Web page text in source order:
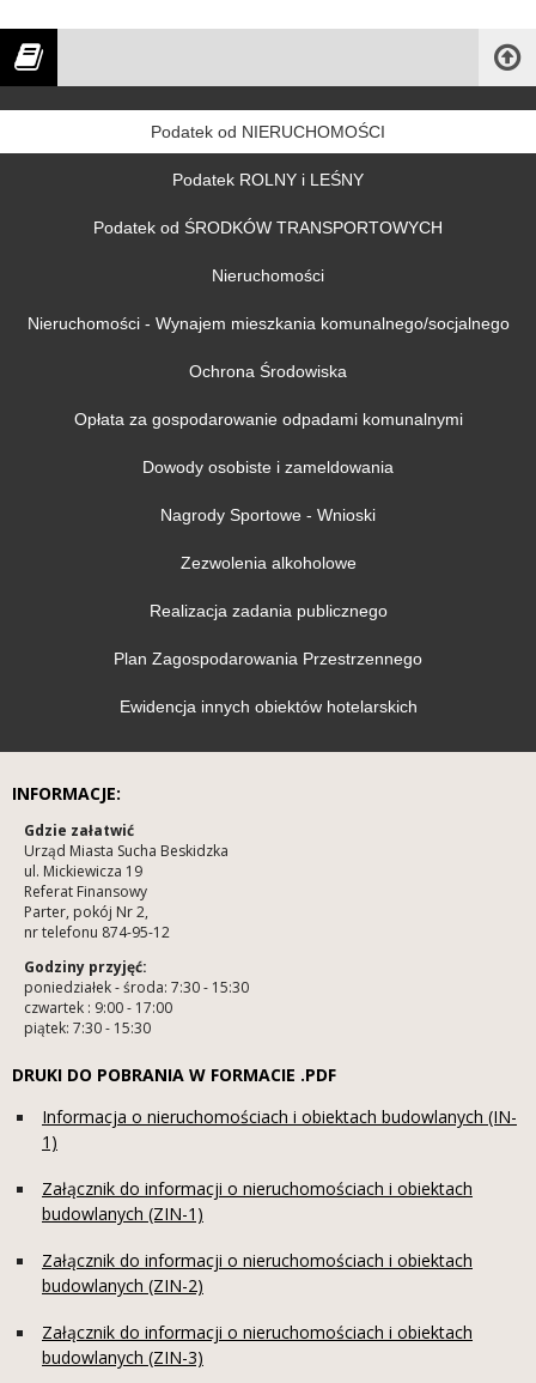
Podatek od NIERUCHOMOŚCI
Podatek ROLNY i LEŚNY
Podatek od ŚRODKÓW TRANSPORTOWYCH
Nieruchomości
Nieruchomości - Wynajem mieszkania komunalnego/socjalnego
Ochrona Środowiska
Opłata za gospodarowanie odpadami komunalnymi
Dowody osobiste i zameldowania
Nagrody Sportowe - Wnioski
Zezwolenia alkoholowe
Realizacja zadania publicznego
Plan Zagospodarowania Przestrzennego
Ewidencja innych obiektów hotelarskich
INFORMACJE:
Gdzie załatwić
Urząd Miasta Sucha Beskidzka
ul. Mickiewicza 19
Referat Finansowy
Parter, pokój Nr 2,
nr telefonu 874-95-12
Godziny przyjęć:
poniedziałek - środa: 7:30 - 15:30
czwartek : 9:00 - 17:00
piątek: 7:30 - 15:30
DRUKI DO POBRANIA W FORMACIE .PDF
Informacja o nieruchomościach i obiektach budowlanych (IN-
1)
Załącznik do informacji o nieruchomościach i obiektach
budowlanych (ZIN-1)
Załącznik do informacji o nieruchomościach i obiektach
budowlanych (ZIN-2)
Załącznik do informacji o nieruchomościach i obiektach
budowlanych (ZIN-3)